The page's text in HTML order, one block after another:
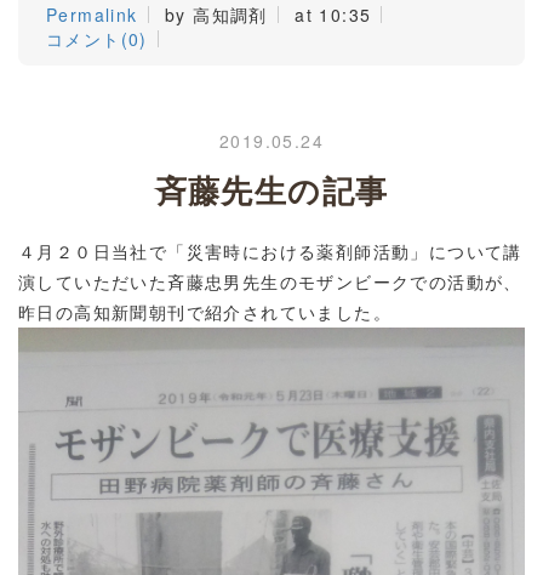
Permalink by 高知調剤
at 10:35
コメント(0)
2019.05.24
斉藤先生の記事
４月２０日当社で「災害時における薬剤師活動」について講
演していただいた斉藤忠男先生のモザンビークでの活動が、
昨日の高知新聞朝刊で紹介されていました。